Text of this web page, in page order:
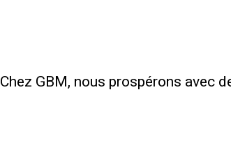
Chez GBM, nous prospérons avec